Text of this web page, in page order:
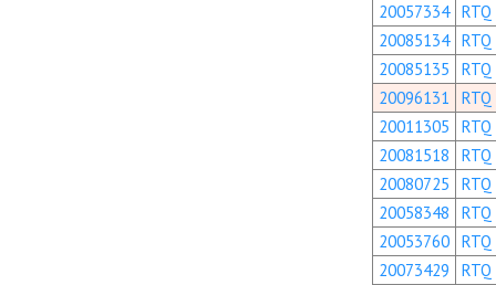
20057334
20085134
20085135
20096131
20011305
20081518
20080725
20058348
20053760
20073429